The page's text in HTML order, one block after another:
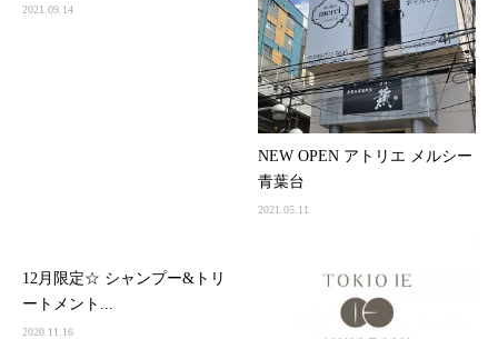
2021.09.14
NEW OPEN アトリエ メルシー
青葉台
2021.05.11
12月限定☆ シャンプー&トリ
ートメント...
2020.11.16